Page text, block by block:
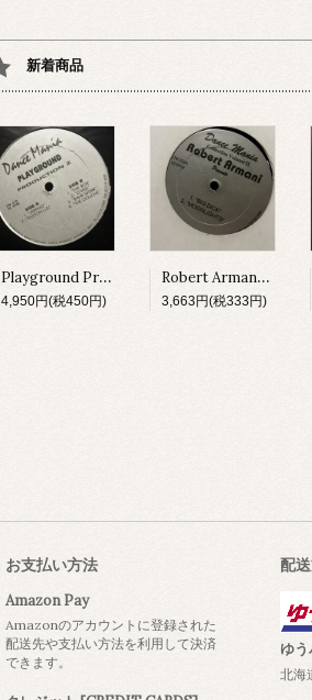
新着商品
Playground Production Z / Vertigo [DM076][1994]
4,950円(税450円)
Robert Armani / Collection Volume II [DM222][1997]
3,663円(税333円)
お支払い方法
Amazon Pay
Amazonのアカウントに登録された
配送先や支払い方法を利用して決済
できます。
配
ゆう
北海